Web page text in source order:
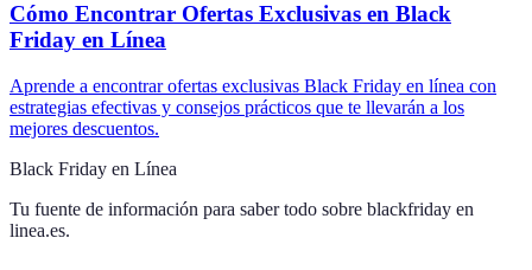
Cómo Encontrar Ofertas Exclusivas en Black
Friday en Línea
Aprende a encontrar ofertas exclusivas Black Friday en línea con
estrategias efectivas y consejos prácticos que te llevarán a los
mejores descuentos.
Black Friday en Línea
Tu fuente de información para saber todo sobre blackfriday en
linea.es.